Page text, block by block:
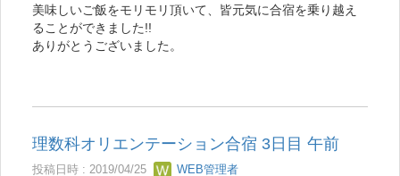
美味しいご飯をモリモリ頂いて、皆元気に合宿を乗り越え
ることができました!!
ありがとうございました。
理数科オリエンテーション合宿 3日目 午前
投稿日時 : 2019/04/25 WEB管理者